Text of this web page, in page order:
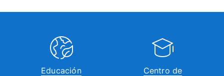
Educación
Centro de